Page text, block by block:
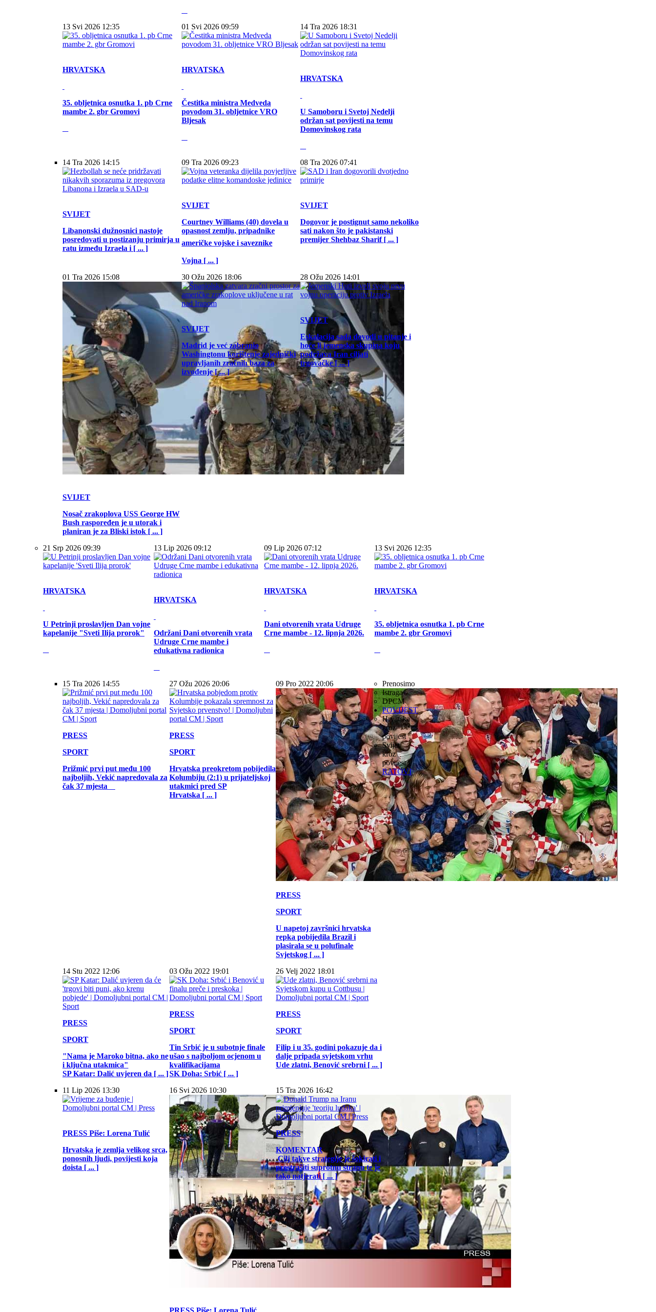
13 Svi 2026 12:35
HRVATSKA
35. obljetnica osnutka 1. pb Crne
mambe 2. gbr Gromovi
01 Svi 2026 09:59
HRVATSKA
Čestitka ministra Medveda
povodom 31. obljetnice VRO
Bljesak
14 Tra 2026 18:31
HRVATSKA
U Samoboru i Svetoj Nedelji
održan sat povijesti na temu
Domovinskog rata
14 Tra 2026 14:15
SVIJET
Libanonski dužnosnici nastoje
posredovati u postizanju primirja u
ratu između Izraela i [ ... ]
09 Tra 2026 09:23
SVIJET
Courtney Williams (40) dovela u
opasnost zemlju, pripadnike
američke vojske i saveznike
Vojna [ ... ]
08 Tra 2026 07:41
SVIJET
Dogovor je postignut samo nekoliko
sati nakon što je pakistanski
premijer Shehbaz Sharif [ ... ]
01 Tra 2026 15:08
SVIJET
Nosač zrakoplova USS George HW
Bush raspoređen je u utorak i
planiran je za Bliski istok [ ... ]
30 Ožu 2026 18:06
SVIJET
Madrid je već zabranio
Washingtonu korištenje zajednički
upravljanih zračnih baza za
izvođenje [ ... ]
28 Ožu 2026 14:01
SVIJET
Eskalacija sada dovodi u pitanje i
hoće li jemenska skupina koju
podržava Iran ciljati
trgovačke [ ... ]
21 Srp 2026 09:39
HRVATSKA
U Petrinji proslavljen Dan vojne
kapelanije "Sveti Ilija prorok"
13 Lip 2026 09:12
HRVATSKA
Održani Dani otvorenih vrata
Udruge Crne mambe i
edukativna radionica
09 Lip 2026 07:12
HRVATSKA
Dani otvorenih vrata Udruge
Crne mambe - 12. lipnja 2026.
13 Svi 2026 12:35
HRVATSKA
35. obljetnica osnutka 1. pb Crne
mambe 2. gbr Gromovi
15 Tra 2026 14:55
PRESS
SPORT
Prižmić prvi put među 100
najboljih, Vekić napredovala za
čak 37 mjesta
27 Ožu 2026 20:06
PRESS
SPORT
Hrvatska preokretom pobijedila
Kolumbiju (2:1) u prijateljskoj
utakmici pred SP
Hrvatska [ ... ]
09 Pro 2022 20:06
PRESS
SPORT
U napetoj završnici hrvatska
repka pobijedila Brazil i
plasirala se u polufinale
Svjetskog [ ... ]
14 Stu 2022 12:06
PRESS
SPORT
"Nama je Maroko bitna, ako ne
i ključna utakmica"
SP Katar: Dalić uvjeren da [ ... ]
03 Ožu 2022 19:01
PRESS
SPORT
Tin Srbić je u subotnje finale
ušao s najboljom ocjenom u
kvalifikacijama
SK Doha: Srbić [ ... ]
26 Velj 2022 18:01
PRESS
SPORT
Filip i u 35. godini pokazuje da i
dalje pripada svjetskom vrhu
Ude zlatni, Benović srebrni [ ... ]
11 Lip 2026 13:30
PRESS Piše: Lorena Tulić
Hrvatska je zemlja velikog srca,
ponosnih ljudi, povijesti koja
doista [ ... ]
16 Svi 2026 10:30
PRESS Piše: Lorena Tulić
15 Tra 2026 16:42
PRESS
KOMENTAR
Cilj takve strategije je šokirati i
prestrašiti suprotnu stranu te je
tako natjerati [ ... ]
Prenosimo
Istraga
DPCM
POVIJEST
Hrvatska
kroz
povijest
Svijet
kroz
povijest
RATOVI